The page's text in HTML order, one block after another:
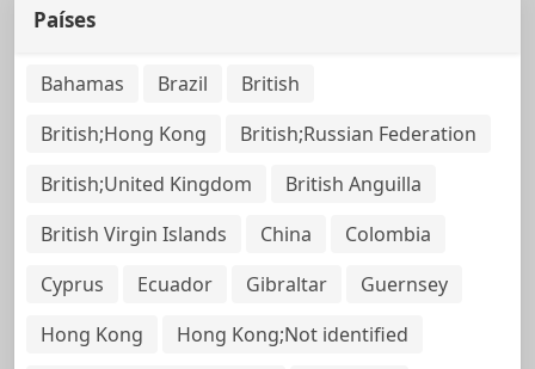
Países
Bahamas Brazil
British
British;Hong Kong
British;Russian Federation
British;United Kingdom
British Anguilla
British Virgin Islands
China
Colombia
Cyprus
Ecuador Gibraltar
Guernsey
Hong Kong
Hong Kong;Not identified